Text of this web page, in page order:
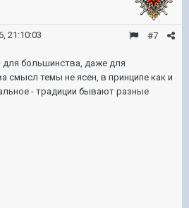
#7
21:10:03
для большинства, даже для
смысл темы не ясен, в принципе как и
- традиции бывают разные